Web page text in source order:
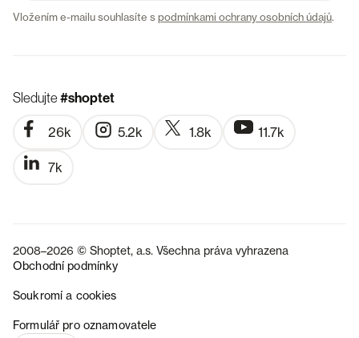
Vložením e-mailu souhlasíte spodmínkami ochrany osobních údajů.
Sledujte#shoptet
26k 5.2k 1.8k 11.7k
7k
2008–2026 © Shoptet, a.s. Všechna práva vyhrazena
Obchodní podmínky
Soukromí a cookies
Formulář pro oznamovatele